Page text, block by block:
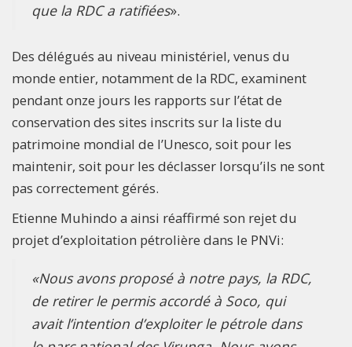
que la RDC a ratifiées».
Des délégués au niveau ministériel, venus du
monde entier, notamment de la RDC, examinent
pendant onze jours les rapports sur l’état de
conservation des sites inscrits sur la liste du
patrimoine mondial de l’Unesco, soit pour les
maintenir, soit pour les déclasser lorsqu’ils ne sont
pas correctement gérés.
Etienne Muhindo a ainsi réaffirmé son rejet du
projet d’exploitation pétrolière dans le PNVi:
«Nous avons proposé à notre pays, la RDC,
de retirer le permis accordé à Soco, qui
avait l’intention d’exploiter le pétrole dans